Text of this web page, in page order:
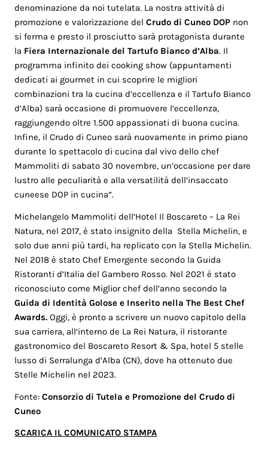
denominazione da noi tutelata. La nostra attività di
promozione e valorizzazione del Crudo di Cuneo DOP non
si ferma e presto il prosciutto sarà protagonista durante
la Fiera Internazionale del Tartufo Bianco d’Alba. Il
programma infinito dei cooking show (appuntamenti
dedicati ai gourmet in cui scoprire le migliori
combinazioni tra la cucina d’eccellenza e il Tartufo Bianco
d’Alba) sarà occasione di promuovere l’eccellenza,
raggiungendo oltre 1.500 appassionati di buona cucina.
Infine, il Crudo di Cuneo sarà nuovamente in primo piano
durante lo spettacolo di cucina dal vivo dello chef
Mammoliti di sabato 30 novembre, un’occasione per dare
lustro alle peculiarità e alla versatilità dell’insaccato
cuneese DOP in cucina”.
Michelangelo Mammoliti dell’Hotel Il Boscareto – La Rei
Natura, nel 2017, è stato insignito della Stella Michelin, e
solo due anni più tardi, ha replicato con la Stella Michelin.
Nel 2018 è stato Chef Emergente secondo la Guida
Ristoranti d’Italia del Gambero Rosso. Nel 2021 è stato
riconosciuto come Miglior chef dell’anno secondo la
Guida di Identità Golose e Inserito nella The Best Chef
Awards. Oggi, è pronto a scrivere un nuovo capitolo della
sua carriera, all’interno de La Rei Natura, il ristorante
gastronomico del Boscareto Resort & Spa, hotel 5 stelle
lusso di Serralunga d’Alba (CN), dove ha ottenuto due
Stelle Michelin nel 2023.
Fonte:Consorzio di Tutela e Promozione del Crudo di
Cuneo
SCARICA IL COMUNICATO STAMPA